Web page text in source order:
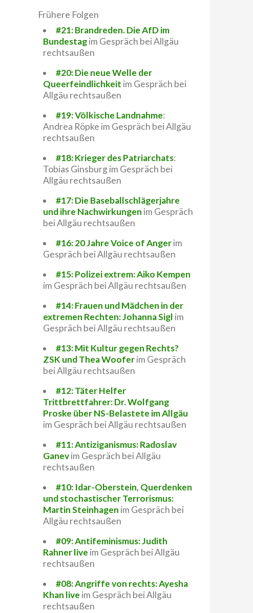
Frühere Folgen
#21: Brandreden. Die AfD im
Bundestagim Gespräch bei Allgäu
rechtsaußen
#20: Die neue Welle der
Queerfeindlichkeit im Gespräch bei
Allgäu rechtsaußen
#19: Völkische Landnahme:
Andrea Röpke im Gespräch bei Allgäu
rechtsaußen
#18: Krieger des Patriarchats:
Tobias Ginsburg im Gespräch bei
Allgäu rechtsaußen
#17: Die Baseballschlägerjahre
und ihre Nachwirkungen im Gespräch
bei Allgäu rechtsaußen
#16: 20 Jahre Voice of Angerim
Gespräch bei Allgäu rechtsaußen
#15: Polizei extrem: Aiko Kempen
im Gespräch bei Allgäu rechtsaußen
#14: Frauen und Mädchen in der
extremen Rechten: Johanna Sigl im
Gespräch bei Allgäu rechtsaußen
#13: Mit Kultur gegen Rechts?
ZSK und Thea Wooferim Gespräch
bei Allgäu rechtsaußen
#12: Täter Helfer
Trittbrettfahrer: Dr. Wolfgang
Proske über NS-Belastete im Allgäu
im Gespräch bei Allgäu rechtsaußen
#11: Antiziganismus: Radoslav
Ganevim Gespräch bei Allgäu
rechtsaußen
#10: Idar-Oberstein, Querdenken
und stochastischer Terrorismus:
Martin Steinhagen im Gespräch bei
Allgäu rechtsaußen
#09: Antifeminismus: Judith
Rahner live im Gespräch bei Allgäu
rechtsaußen
#08: Angriffe von rechts: Ayesha
Khan live im Gespräch bei Allgäu
rechtsaußen